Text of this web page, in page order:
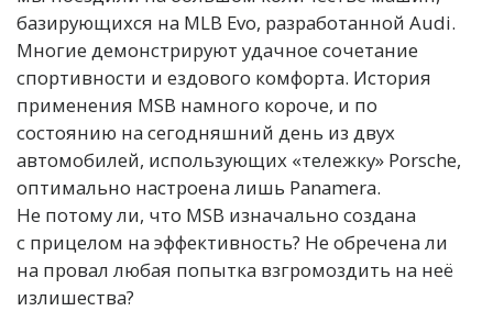
базирующихся на MLB Evo, разработанной Audi.
Многие демонстрируют удачное сочетание
спортивности и ездового комфорта. История
применения MSB намного короче, и по
состоянию на сегодняшний день из двух
автомобилей, использующих «тележку» Porsche,
оптимально настроена лишь Panamera.
Не потому ли, что MSB изначально создана
с прицелом на эффективность? Не обречена ли
на провал любая попытка взгромоздить на неё
излишества?